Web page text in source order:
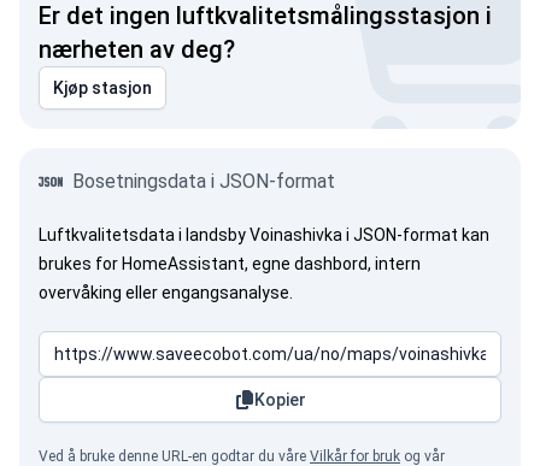
Er det ingen luftkvalitetsmålingsstasjon i
nærheten av deg?
Kjøp stasjon
Bosetningsdata i JSON-format
Luftkvalitetsdata i landsby Voinashivka i JSON-format kan
brukes for HomeAssistant, egne dashbord, intern
overvåking eller engangsanalyse.
Kopier
Ved å bruke denne URL-en godtar du våre Vilkår for bruk og vår